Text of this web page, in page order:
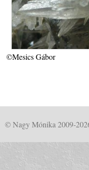
©Mesics Gábor
© Nagy Mónika 2009-